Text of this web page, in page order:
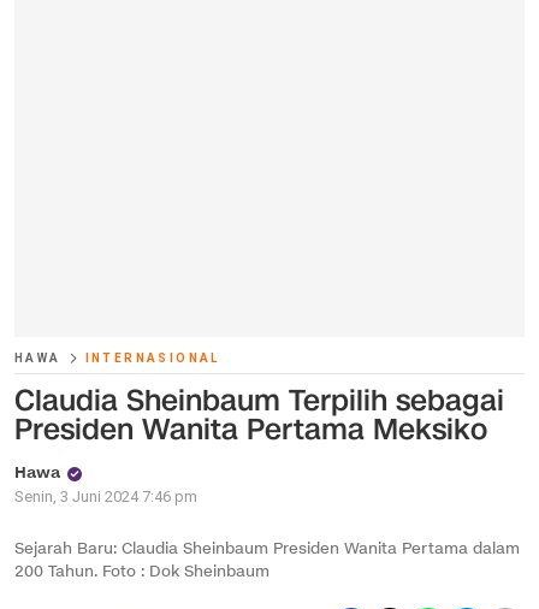
HAWA INTERNASIONAL
Claudia Sheinbaum Terpilih sebagai
Presiden Wanita Pertama Meksiko
Hawa
Senin, 3 Juni 2024 7:46 pm
Sejarah Baru: Claudia Sheinbaum Presiden Wanita Pertama dalam
200 Tahun. Foto : Dok Sheinbaum